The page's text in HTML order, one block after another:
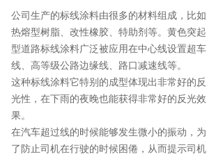
公司生产的标线涂料由很多的材料组成，比如
热熔型树脂、改性橡胶、特助剂等。黄色突起
型道路标线涂料广泛被应用在中心线设置超车
线、高等级公路边缘线、路口减速线等。
这种标线涂料它特别的成型体现出非常好的反
光性，在下雨的夜晚也能获得非常好的反光效
果。
在汽车超过线的时候能够发生微小的振动，为
了防止司机在行驶的时候困倦，从而提示司机